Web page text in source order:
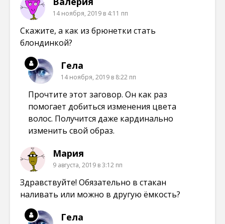
14 ноября, 2019 в 4:11 пп
Скажите, а как из брюнетки стать
блондинкой?
Гела
14 ноября, 2019 в 8:22 пп
Прочтите этот заговор. Он как раз
помогает добиться изменения цвета
волос. Получится даже кардинально
изменить свой образ.
Мария
9 августа, 2019 в 3:12 пп
Здравствуйте! Обязательно в стакан
наливать или можно в другую ёмкость?
Гела